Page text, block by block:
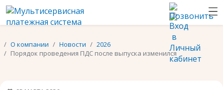
О компании Новости
2026
Порядок проведения ПДС после выпуска изменился